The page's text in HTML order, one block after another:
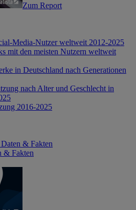
Zum Report
Media-Nutzer weltweit 2012-2025
mit den meisten Nutzern weltweit
in Deutschland nach Generationen
nach Alter und Geschlecht in
2016-2025
& Fakten
& Fakten